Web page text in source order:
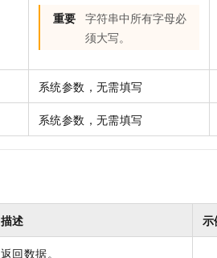
重要 字符串中所有字母必
须大写。
系统参数，无需填写
系统参数，无需填写
描述 示
返回数据。